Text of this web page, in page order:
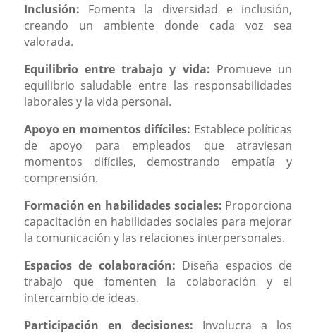
Inclusión: Fomenta la diversidad e inclusión,
creando un ambiente donde cada voz sea
valorada.
Equilibrio entre trabajo y vida: Promueve un
equilibrio saludable entre las responsabilidades
laborales y la vida personal.
Apoyo en momentos difíciles: Establece políticas
de apoyo para empleados que atraviesan
momentos difíciles, demostrando empatía y
comprensión.
Formación en habilidades sociales: Proporciona
capacitación en habilidades sociales para mejorar
la comunicación y las relaciones interpersonales.
Espacios de colaboración: Diseña espacios de
trabajo que fomenten la colaboración y el
intercambio de ideas.
Participación en decisiones: Involucra a los